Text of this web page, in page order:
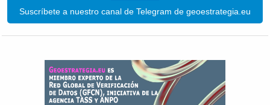
Suscríbete a nuestro canal de Telegram de geoestrategia.eu